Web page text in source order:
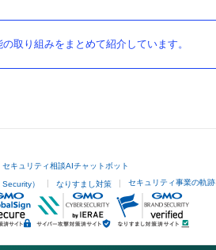
取り組みをまとめて紹介しています。
セキュリティ相談AIチャットボット
） なりすまし対策 セキュリティ事業の軌跡